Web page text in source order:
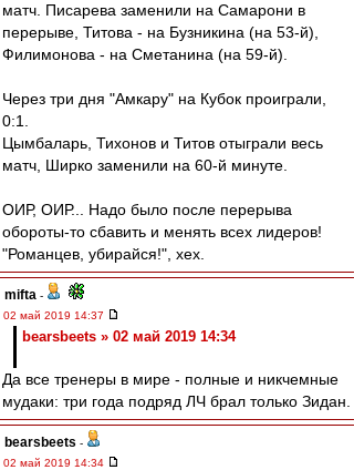
матч. Писарева заменили на Самарони в
перерыве, Титова - на Бузникина (на 53-й),
Филимонова - на Сметанина (на 59-й).
Через три дня "Амкару" на Кубок проиграли,
0:1.
Цымбаларь, Тихонов и Титов отыграли весь
матч, Ширко заменили на 60-й минуте.
ОИР, ОИР... Надо было после перерыва
обороты-то сбавить и менять всех лидеров!
"Романцев, убирайся!", хех.
mifta -
02 май 2019 14:37
bearsbeets » 02 май 2019 14:34
Да все тренеры в мире - полные и никчемные
мудаки: три года подряд ЛЧ брал только Зидан.
bearsbeets -
02 май 2019 14:34